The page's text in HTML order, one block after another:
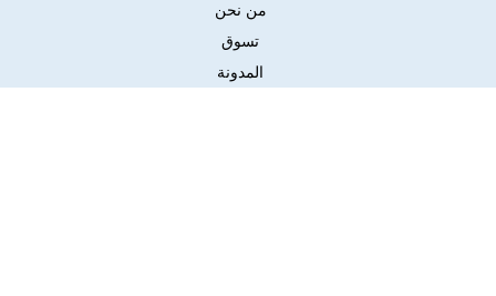
من نحن
تسوق
المدونة